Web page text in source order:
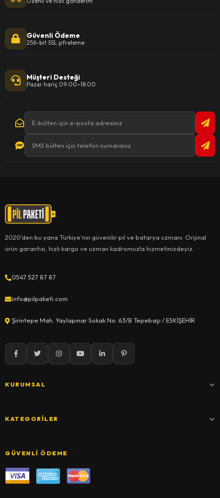
Güvenli Ödeme
256-bit SSL şifreleme
Müşteri Desteği
Pazar hariç 09:00–18:00
2020'den bu yana Türkiye'nin güvenilir pil ve batarya uzmanı. Orijinal
ürün garantisi, hızlı kargo ve uzman kadromuzla hizmetinizdeyiz.
0547 527 87 87
info@pilpaketi.com
Şirintepe Mah. Yaylapınar Sokak No: 63/B Tepebaşı / ESKİŞEHİR
KURUMSAL
KATEGORILER
GÜVENLI ÖDEME